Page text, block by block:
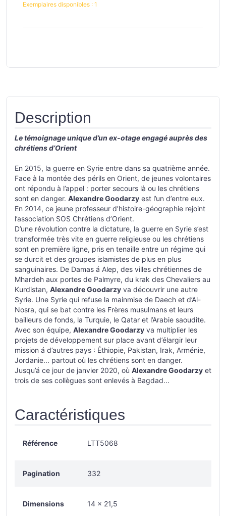
Exemplaires disponibles : 1
Description
Le témoignage unique d’un ex-otage engagé auprès des
chrétiens d’Orient
En 2015, la guerre en Syrie entre dans sa quatrième année.
Face à la montée des périls en Orient, de jeunes volontaires
ont répondu à l’appel : porter secours là ou les chrétiens
sont en danger. Alexandre Goodarzy est l’un d’entre eux.
En 2014, ce jeune professeur d’histoire-géographie rejoint
l’association SOS Chrétiens d’Orient.
D’une révolution contre la dictature, la guerre en Syrie s’est
transformée très vite en guerre religieuse ou les chrétiens
sont en première ligne, pris en tenaille entre un régime qui
se durcit et des groupes islamistes de plus en plus
sanguinaires. De Damas á Alep, des villes chrétiennes de
Mhardeh aux portes de Palmyre, du krak des Chevaliers au
Kurdistan, Alexandre Goodarzy va découvrir une autre
Syrie. Une Syrie qui refuse la mainmise de Daech et d’Al-
Nosra, qui se bat contre les Frères musulmans et leurs
bailleurs de fonds, la Turquie, le Qatar et l’Arabie saoudite.
Avec son équipe, Alexandre Goodarzy va multiplier les
projets de développement sur place avant d’élargir leur
mission á d’autres pays : Éthiopie, Pakistan, Irak, Arménie,
Jordanie... partout où les chrétiens sont en danger.
Jusqu’á ce jour de janvier 2020, où Alexandre Goodarzy et
trois de ses collègues sont enlevés à Bagdad...
Caractéristiques
Référence LTT5068
Pagination 332
Dimensions 14 × 21,5